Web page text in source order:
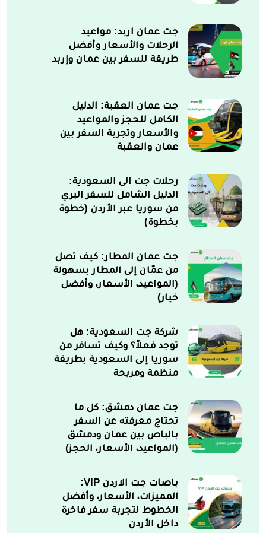
جت عمان اربد: مواعيد
الرحلات والأسعار وأفضل
طريقة للسفر بين عمان وإربد
جت عمان العقبة: الدليل
الكامل للحجز والمواعيد
والأسعار وتجربة السفر بين
عمان والعقبة
رحلات جت الى السعودية:
الدليل الشامل للسفر البري
من سوريا عبر الأردن (خطوة
بخطوة)
جت عمان المطار: كيف تصل
من عمّان إلى المطار بسهولة
(المواعيد، الأسعار، وأفضل
خيار)
شركة جت السعودية: هل
توجد فعلاً؟ وكيف تسافر من
سوريا إلى السعودية بطريقة
منظمة ومريحة
جت عمان دمشق: كل ما
تحتاج معرفته عن السفر
بالباص بين عمان ودمشق
(المواعيد، الأسعار، الحجز)
باصات جت الاردن VIP:
المميزات، الأسعار، وأفضل
الخطوط لتجربة سفر فاخرة
داخل الأردن